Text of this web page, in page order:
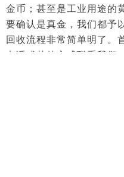
金币；甚至是工业用途的
要确认是真金，我们都予
回收流程非常简单明了。
电话或其他方式联系我们